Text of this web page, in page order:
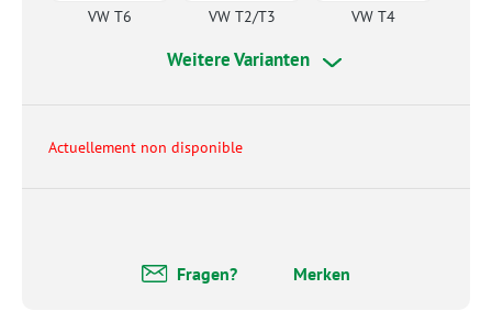
VW T6 VW T2/T3 VW T4
Weitere Varianten
Actuellement non disponible
Fragen? Merken